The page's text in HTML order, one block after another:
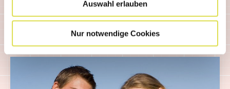
Auswahl erlauben
Nur notwendige Cookies
Articolo correlato